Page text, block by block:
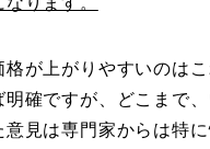
格が上がりやすいのは
明確ですが、どこまで
意見は専門家からは特